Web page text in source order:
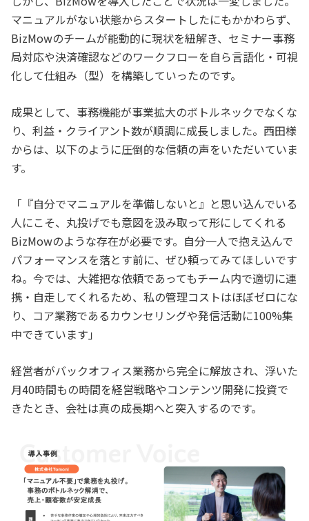
マニュアルがない状態からスタートしたにもかかわらず、
BizMowのチームが能動的に現状を紐解き、セミナー事務
局対応や決済確認などのワークフローを自ら言語化・可視
化して仕組み（型）を構築していったのです。
成果として、事務機能が事業拡大のボトルネックでなくな
り、利益・クライアント数が順調に成長しました。西田様
からは、以下のように圧倒的な信頼の声をいただいていま
す。
「『自分でマニュアルを準備しないと』と思い込んでいる
人にこそ、丸投げでも意図を汲み取って形にしてくれる
BizMowのような存在が必要です。自分一人で抱え込んで
パフォーマンスを落とす前に、ぜひ頼ってみてほしいです
ね。今では、大雑把な依頼であってもチーム内で適切に連
携・自走してくれるため、私の管理コストはほぼゼロにな
り、コア業務であるカウンセリングや発信活動に100%集
中できています」
経営者がバックオフィス業務から完全に解放され、浮いた
月40時間もの時間を経営戦略やコンテンツ開発に投資で
きたとき、会社は真の成長期へと突入するのです。